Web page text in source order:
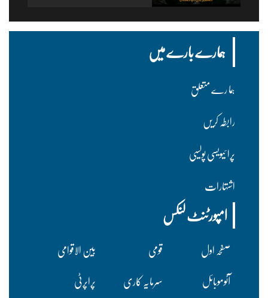
ہمارے بارے میں
ہما رے متعلق
رابطہ کریں
پرا ئیویسی پولسیی
اشتہارات
امپورٹنٹ لنکس
صفحہ اول قومی
بین الاقوامی
آٹوموبائل
سرمایہ کاری
پراپرٹی